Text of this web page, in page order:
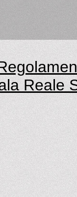
Reale